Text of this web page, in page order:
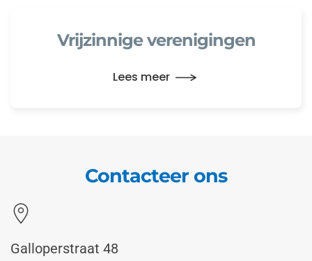
Vrijzinnige verenigingen
Lees meer
Contacteer ons
Galloperstraat 48